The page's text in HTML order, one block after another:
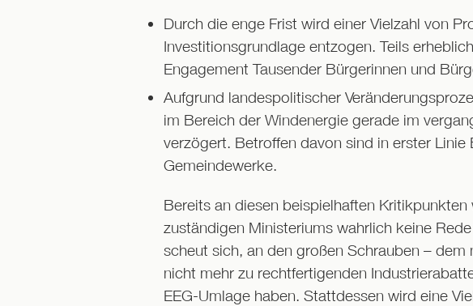
Durch die enge Frist wird einer Vielzahl von
Investitionsgrundlage entzogen. Teils
Engagement Tausender Bürgerinnen und
Aufgrund landespolitischer
im Bereich der Windenergie gerade im
verzögert. Betroffen davon sind in erster
Gemeindewerke.
Bereits an diesen beispielhaften
zuständigen Ministeriums wahrlich keine
scheut sich, an den großen Schrauben –
nicht mehr zu rechtfertigenden
EEG-Umlage haben. Stattdessen wird eine